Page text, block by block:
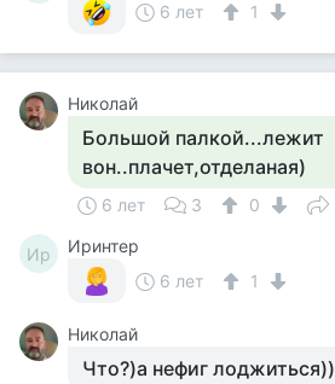
6 лет
1
Николай
Большой палкой...лежит
вон..плачет,отделаная)
6 лет 3 0
Ир
Иринтер
6 лет
1
Николай
Что?)а нефиг лоджиться))